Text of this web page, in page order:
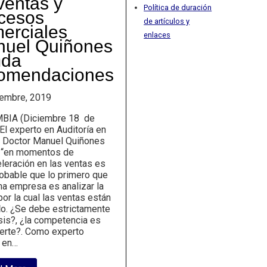
Quiñones
2019
(Diciembre 18 de
experto en Auditoría en
Manuel Quiñones
momentos de
en las ventas es
que lo primero que
empresa es analizar la
la cual las ventas están
¿Se debe estrictamente
¿la competencia es
Como experto
Política de duración
de artículos y
enlaces